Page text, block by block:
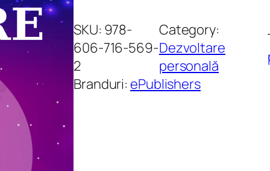
a
n
t
i
t
SKU: 978-
606-716-569-
2
Category:
Dezvoltare
personală
Branduri: ePublishers